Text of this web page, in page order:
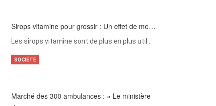
Sirops vitamine pour grossir : Un effet de mo…
Les sirops vitamine sont de plus en plus util…
Marché des 300 ambulances : « Le ministère
SOCIÉTÉ